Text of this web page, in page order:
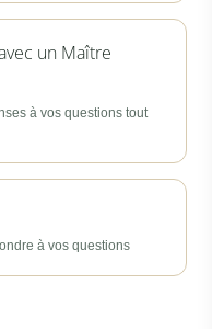
un Maître
à vos questions tout
à vos questions